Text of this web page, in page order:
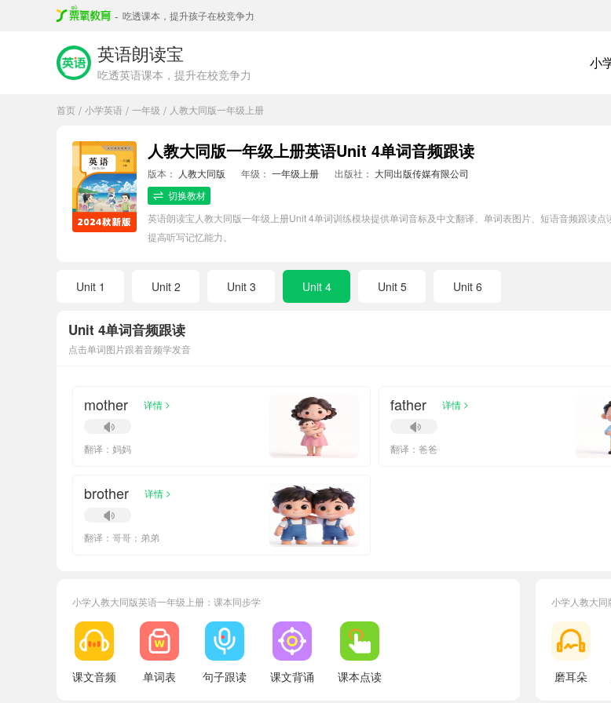
- 吃透课本，提升孩子在校竞争力
英语朗读宝
吃透英语课本，提升在校竞争力
小
首页 / 小学英语 / 一年级 / 人教大同版一年级上册
人教大同版一年级上册英语Unit 4单词音频跟读
版本： 人教大同版 年级： 一年级上册 出版社： 大同出版传媒有限公司
切换教材
英语朗读宝人教大同版一年级上册Unit 4单词训练模块提供单词音标及中文翻译、单词表图片、短语音频跟读
提高听写记忆能力。
Unit 1 Unit 2 Unit 3 Unit 4 Unit 5 Unit 6
Unit 4单词音频跟读
点击单词图片跟着音频学发音
mother 详情 >
翻译：妈妈
father 详情 >
翻译：爸爸
brother 详情 >
翻译：哥哥；弟弟
小学人教大同版英语一年级上册：课本同步学
课文音频 单词表 句子跟读 课文背诵 课本点读
小学人教大同
磨耳朵